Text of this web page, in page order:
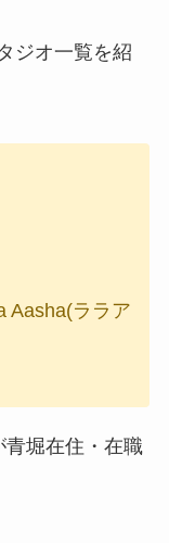
ジオ一覧を紹
Aasha(ララア
青堀在住・在職